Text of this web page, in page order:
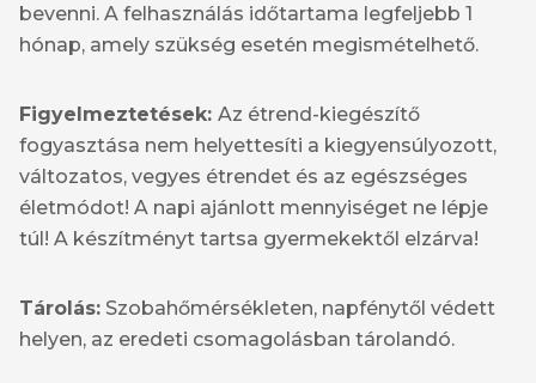
bevenni. A felhasználás időtartama legfeljebb 1
hónap, amely szükség esetén megismételhető.
Figyelmeztetések: Az étrend-kiegészítő
fogyasztása nem helyettesíti a kiegyensúlyozott,
változatos, vegyes étrendet és az egészséges
életmódot! A napi ajánlott mennyiséget ne lépje
túl! A készítményt tartsa gyermekektől elzárva!
Tárolás: Szobahőmérsékleten, napfénytől védett
helyen, az eredeti csomagolásban tárolandó.